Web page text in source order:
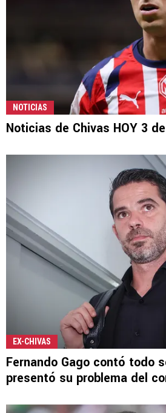
NOTICIAS
Noticias de Chivas HOY 3
EX-CHIVAS
Fernando Gago contó todo
presentó su problema del